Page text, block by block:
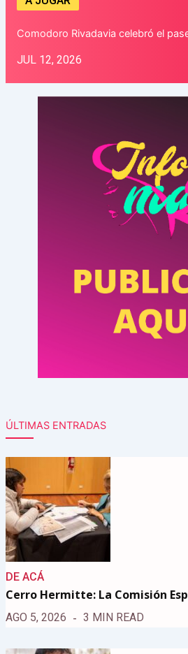
Comodoro Rivadavia celebró el
JUL 12, 2026
ÚLTIMAS ENTRADAS
DE ACÁ
Cerro Hermitte: La Comisión
AGO 5, 2026 3 MIN READ